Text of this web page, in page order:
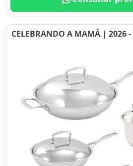
CELEBRANDO A MAMÁ | 2026 -